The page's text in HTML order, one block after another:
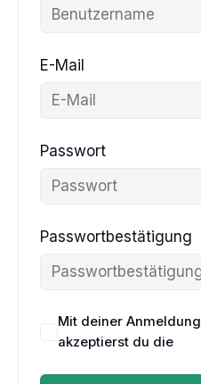
E-Mail
Passwort
Passwortbestätigung
Mit deiner Anmeldung
akzeptierst du die